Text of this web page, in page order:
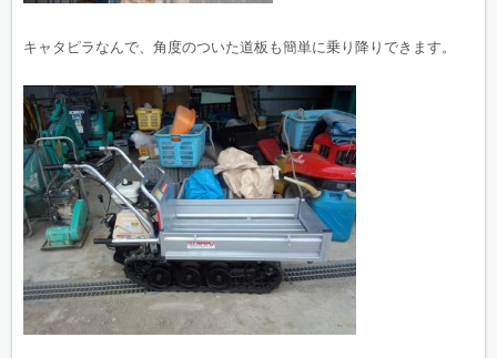
キャタピラなんで、角度のついた道板も簡単に乗り降りできます。